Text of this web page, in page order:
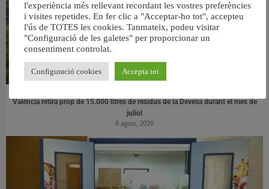
València retira prop de 15.000 litres de residus de la Devesa durant el mes de
juliol
6 agost, 2026
l'experiència més rellevant recordant les vostres preferències
i visites repetides. En fer clic a "Acceptar-ho tot", accepteu
l'ús de TOTES les cookies. Tanmateix, podeu visitar
"Configuració de les galetes" per proporcionar un
consentiment controlat.
Configuració cookies Accepta tot